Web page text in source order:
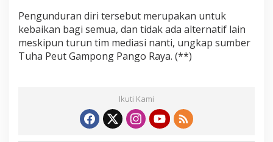
Pengunduran diri tersebut merupakan untuk
kebaikan bagi semua, dan tidak ada alternatif lain
meskipun turun tim mediasi nanti, ungkap sumber
Tuha Peut Gampong Pango Raya. (**)
Ikuti Kami